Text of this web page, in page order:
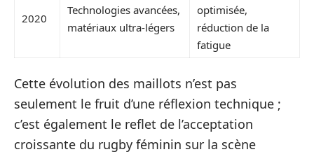
2020
Technologies avancées,
matériaux ultra-légers
optimisée,
réduction de la
fatigue
Cette évolution des maillots n’est pas
seulement le fruit d’une réflexion technique ;
c’est également le reflet de l’acceptation
croissante du rugby féminin sur la scène